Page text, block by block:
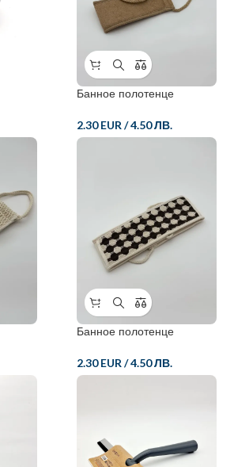
Банное полотенце
2.30 EUR/4.50 ЛВ.
Банное полотенце
2.30 EUR /4.50 ЛВ.